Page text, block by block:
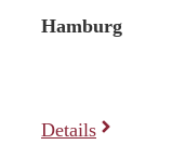
Hamburg
Details